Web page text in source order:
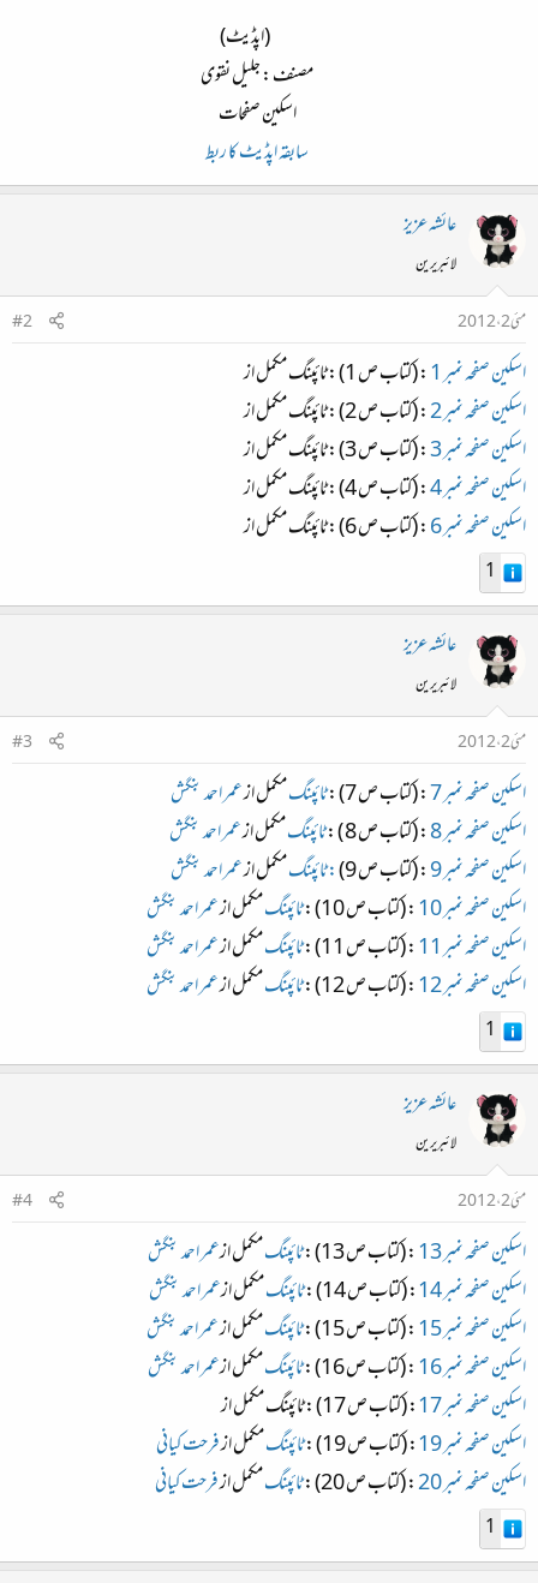
(اپڈیٹ)​
مصنف : جلیل نقوی​
اسکین صفحات​
سابقہ اپڈیٹ کا ربط
عائشہ عزیز
لائبریرین
مئی 2، 2012
#2
اسکین صفحہ نمبر 1 : (کتاب ص 1) : ٹائپنگ مکمل از
اسکین صفحہ نمبر 2 : (کتاب ص 2) : ٹائپنگ مکمل از
اسکین صفحہ نمبر 3 : (کتاب ص 3) : ٹائپنگ مکمل از
اسکین صفحہ نمبر 4 : (کتاب ص 4) : ٹائپنگ مکمل از
اسکین صفحہ نمبر 6 : (کتاب ص 6) : ٹائپنگ مکمل از
1
عائشہ عزیز
لائبریرین
مئی 2، 2012
#3
اسکین صفحہ نمبر 7 : (کتاب ص 7) : ٹائپنگ مکمل ازعمر احمد بنگش
اسکین صفحہ نمبر 8 : (کتاب ص 8 ) : ٹائپنگ مکمل ازعمر احمد بنگش
اسکین صفحہ نمبر 9 : (کتاب ص 9) : ٹائپنگ مکمل ازعمر احمد بنگش
اسکین صفحہ نمبر 10
: (کتاب ص 10) : ٹائپنگ مکمل ازعمر احمد بنگش
اسکین صفحہ نمبر 11
: (کتاب ص 11) : ٹائپنگ مکمل ازعمر احمد بنگش
اسکین صفحہ نمبر 12
: (کتاب ص 12) : ٹائپنگ مکمل ازعمر احمد بنگش
1
عائشہ عزیز
لائبریرین
مئی 2، 2012
#4
اسکین صفحہ نمبر 13 : (کتاب ص 13) : ٹائپنگ مکمل ازعمر احمد بنگش
اسکین صفحہ نمبر 14
: (کتاب ص 14) : ٹائپنگ مکمل ازعمر احمد بنگش
اسکین صفحہ نمبر 15
: (کتاب ص 15) : ٹائپنگ مکمل ازعمر احمد بنگش
اسکین صفحہ نمبر 16
: (کتاب ص 16) : ٹائپنگ مکمل ازعمر احمد بنگش
اسکین صفحہ نمبر 17
: (کتاب ص 17) : ٹائپنگ مکمل از
اسکین صفحہ نمبر 19
: (کتاب ص 19) : ٹائپنگ مکمل ازفرحت کیانی
اسکین صفحہ نمبر 20
: (کتاب ص 20) : ٹائپنگ مکمل ازفرحت کیانی
1